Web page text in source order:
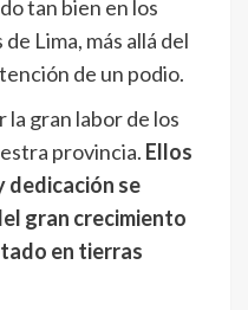
tan bien en los
Lima, más allá del
de un podio.
la gran labor de los
provincia. Ellos
dedicación se
gran crecimiento
en tierras